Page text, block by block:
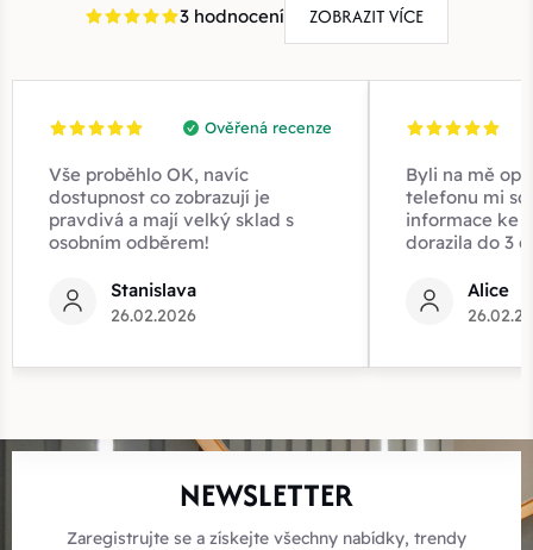
3 hodnocení ZOBRAZIT VÍCE
Ověřená recenze
Vše proběhlo OK, navíc
dostupnost co zobrazují je
pravdivá a mají velký sklad s
osobním odběrem!
Stanislava
26.02.2026
Byli na mě
telefonu mi
informace ke
dorazila do 3
Alice
NEWSLETTER
Zaregistrujte se a získejte všechny nabídky, trendy